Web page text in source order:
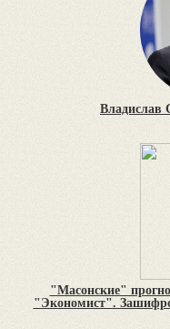
Владислав
"Масонские"
"Экономист".